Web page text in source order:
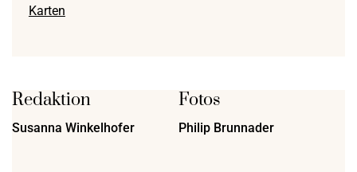
Karten
Redaktion
Susanna Winkelhofer
Fotos
Philip Brunnader